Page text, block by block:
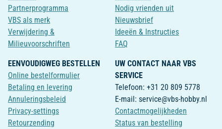
Partnerprogramma
VBS als merk
Verwijdering &
Milieuvoorschriften
Nodig vrienden uit
Nieuwsbrief
Ideeën & Instructies
FAQ
EENVOUDIGWEG BESTELLEN
Online bestelformulier
Betaling en levering
Annuleringsbeleid
Privacy-settings
Retourzending
UW CONTACT NAAR VBS
SERVICE
Telefoon: +31 20 809 5778
E-mail: service@vbs-hobby.nl
Contactmogelijkheden
Status van bestelling